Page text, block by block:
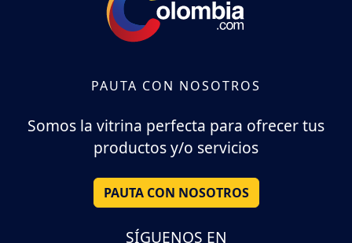
PAUTA CON NOSOTROS
Somos la vitrina perfecta para ofrecer tus
productos y/o servicios
PAUTA CON NOSOTROS
SÍGUENOS EN